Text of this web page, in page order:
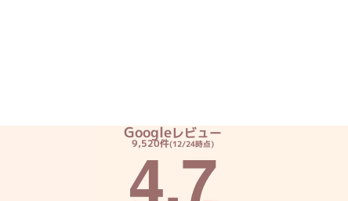
Googleレビュー
9,520件(12/24時点)
4.7
モニタサイズ